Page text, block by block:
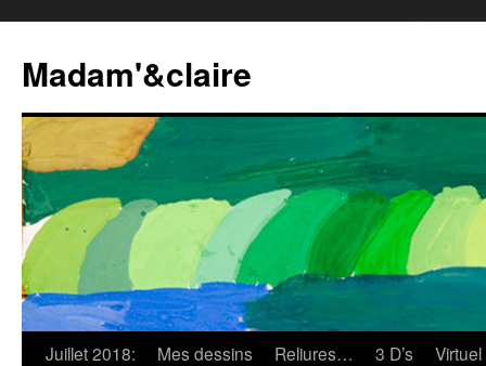
Madam'&claire
Juillet 2018: Mes dessins Reliures… 3 D’s Virtuel